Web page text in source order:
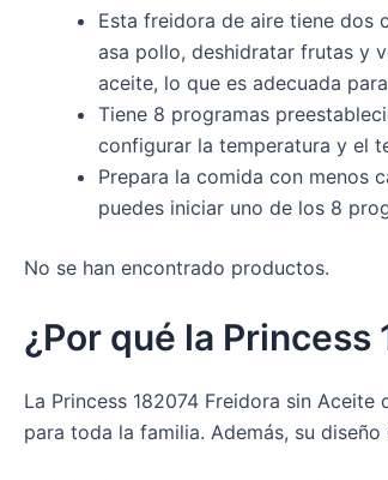
Esta freidora de aire tiene dos
asa pollo, deshidratar frutas y
aceite, lo que es adecuada
Tiene 8 programas
configurar la temperatura y el
Prepara la comida con menos
puedes iniciar uno de los 8
No se han encontrado productos.
¿Por qué la
La Princess 182074 Freidora sin
para toda la familia. Además, su